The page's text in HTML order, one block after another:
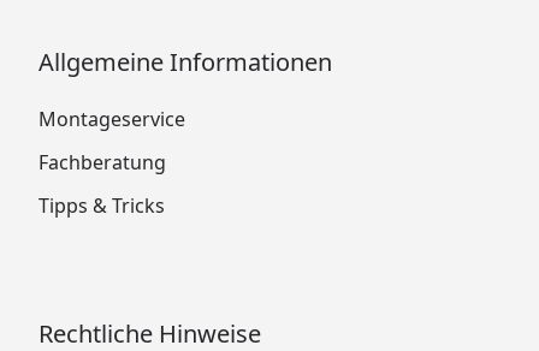
Allgemeine Informationen
Montageservice
Fachberatung
Tipps & Tricks
Rechtliche Hinweise